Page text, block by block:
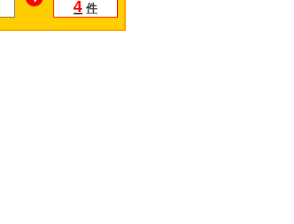
4 件